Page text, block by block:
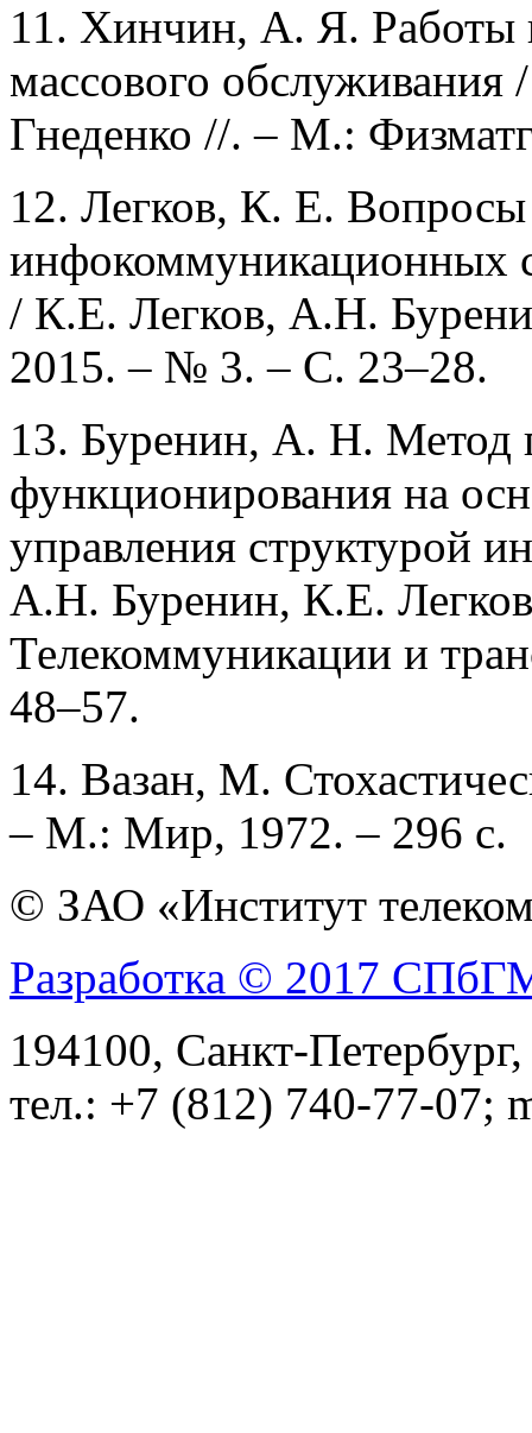
11. Хинчин, А. Я. Работы
массового
Гнеденко //. – М.:
12. Легков, К. Е. Вопросы
инфокоммуникационных
/ К.Е. Легков, А.Н.
2015. – № 3. – С. 23–28.
13. Буренин, А. Н. Метод
функционирования на
управления структурой
А.Н. Буренин, К.Е.
Телекоммуникации и
48–57.
14. Вазан, М.
– М.: Мир, 1972. – 296 с.
© ЗАО «Институт
Разработка © 2017
194100, Санкт-
тел.: +7 (812) 740-77-07;